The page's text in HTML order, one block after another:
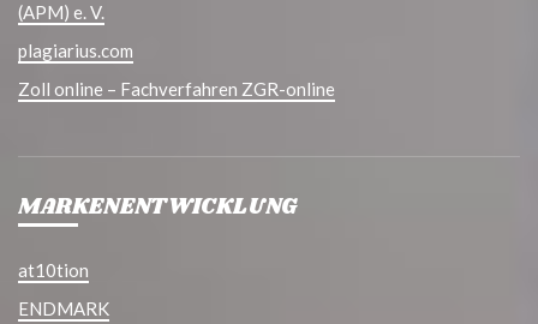
(APM) e. V.
plagiarius.com
Zoll online – Fachverfahren ZGR-online
MARKENENTWICKLUNG
at10tion
ENDMARK